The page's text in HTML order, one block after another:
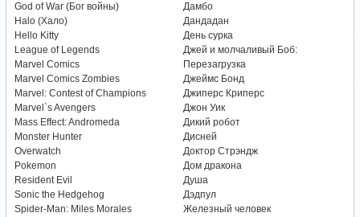
God of War (Бог войны)
Halo (Хало)
Hello Kitty
League of Legends
Marvel Comics
Marvel Comics Zombies
Marvel: Contest of Champions
Marvel`s Avengers
Mass Effect: Andromeda
Monster Hunter
Overwatch
Pokemon
Resident Evil
Sonic the Hedgehog
Spider-Man: Miles Morales
Дамбо
Дандадан
День сурка
Джей и молчаливый Боб:
Перезагрузка
Джеймс Бонд
Джиперс Криперс
Джон Уик
Дикий робот
Дисней
Доктор Стрэндж
Дом дракона
Душа
Дэдпул
Железный человек